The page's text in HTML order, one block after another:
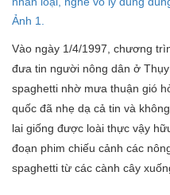
Vào ngày 1/4/1997, chương
đưa tin người nông dân ở
spaghetti nhờ mưa thuận gió
quốc đã nhẹ dạ cả tin và
lai giống được loài thực vậy
đoạn phim chiếu cảnh các
spaghetti từ các cành cây